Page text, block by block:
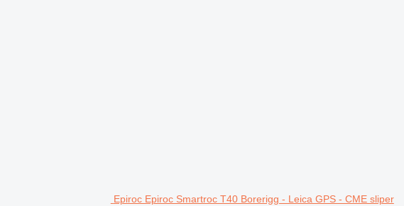
Epiroc Epiroc Smartroc T40 Borerigg - Leica GPS - CME sliper